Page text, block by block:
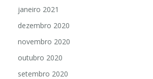
janeiro 2021
dezembro 2020
novembro 2020
outubro 2020
setembro 2020